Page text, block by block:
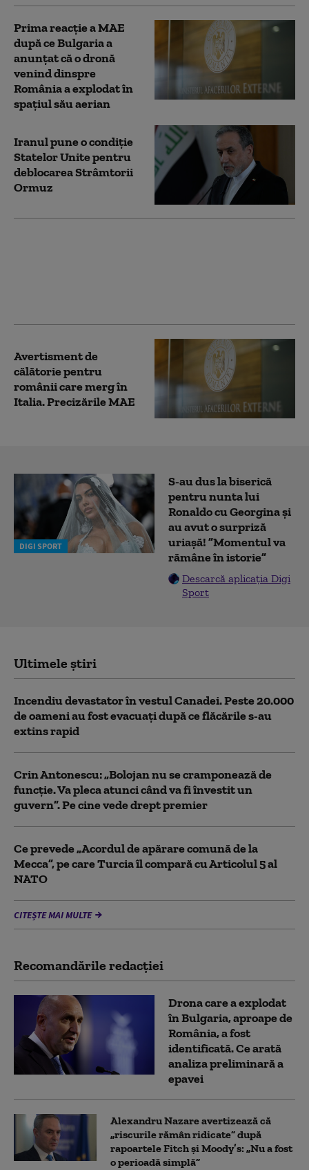
Prima reacție a MAE
după ce Bulgaria a
anunţat că o dronă
venind dinspre
România a explodat în
spaţiul său aerian
Iranul pune o condiție
Statelor Unite pentru
deblocarea Strâmtorii
Ormuz
Avertisment de
călătorie pentru
românii care merg în
Italia. Precizările MAE
DIGI SPORT
S-au dus la biserică
pentru nunta lui
Ronaldo cu Georgina și
au avut o surpriză
uriașă! ”Momentul va
rămâne în istorie”
Descarcă aplicația Digi
Sport
Ultimele știri
Incendiu devastator în vestul Canadei. Peste 20.000
de oameni au fost evacuați după ce flăcările s-au
extins rapid
Crin Antonescu: „Bolojan nu se cramponează de
funcție. Va pleca atunci când va fi învestit un
guvern”. Pe cine vede drept premier
Ce prevede „Acordul de apărare comună de la
Mecca”, pe care Turcia îl compară cu Articolul 5 al
NATO
CITEȘTE MAI MULTE
Recomandările redacţiei
Drona care a explodat
în Bulgaria, aproape de
România, a fost
identificată. Ce arată
analiza preliminară a
epavei
Alexandru Nazare avertizează că
„riscurile rămân ridicate” după
rapoartele Fitch și Moody’s: „Nu a fost
o perioadă simplă”